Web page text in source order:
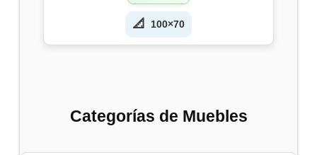
Categorías de Muebles
📐 100×70